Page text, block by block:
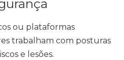
ou plataformas
trabalham com posturas
e lesões.